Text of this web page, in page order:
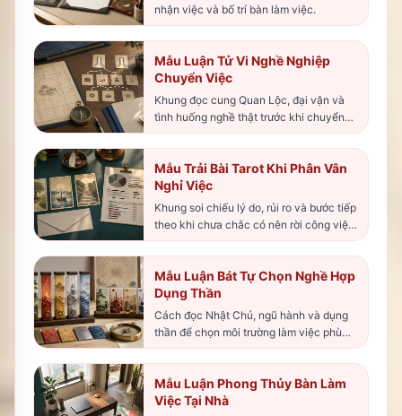
nhận việc và bố trí bàn làm việc.
Mẫu Luận Tử Vi Nghề Nghiệp
Chuyển Việc
Khung đọc cung Quan Lộc, đại vận và
tình huống nghề thật trước khi chuyển
hướng.
Mẫu Trải Bài Tarot Khi Phân Vân
Nghỉ Việc
Khung soi chiếu lý do, rủi ro và bước tiếp
theo khi chưa chắc có nên rời công việc
cũ.
Mẫu Luận Bát Tự Chọn Nghề Hợp
Dụng Thần
Cách đọc Nhật Chủ, ngũ hành và dụng
thần để chọn môi trường làm việc phù
hợp hơn.
Mẫu Luận Phong Thủy Bàn Làm
Việc Tại Nhà